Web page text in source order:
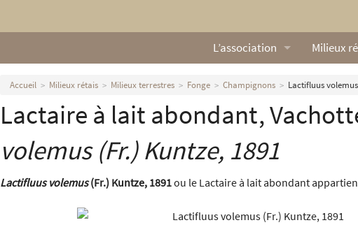
L’association
Qui sommes nous ?
Nos missions
Nos statuts
Milieux
Lexique
Galerie
Accueil Milieux rétais Milieux terrestres Fonge Champignons Lactifluus
Lactaire à lait abondant,
volemus(Fr.) Kuntze, 1891
Lactifluus volemus(Fr.) Kuntze, 1891ou le Lactaire à lait abondant